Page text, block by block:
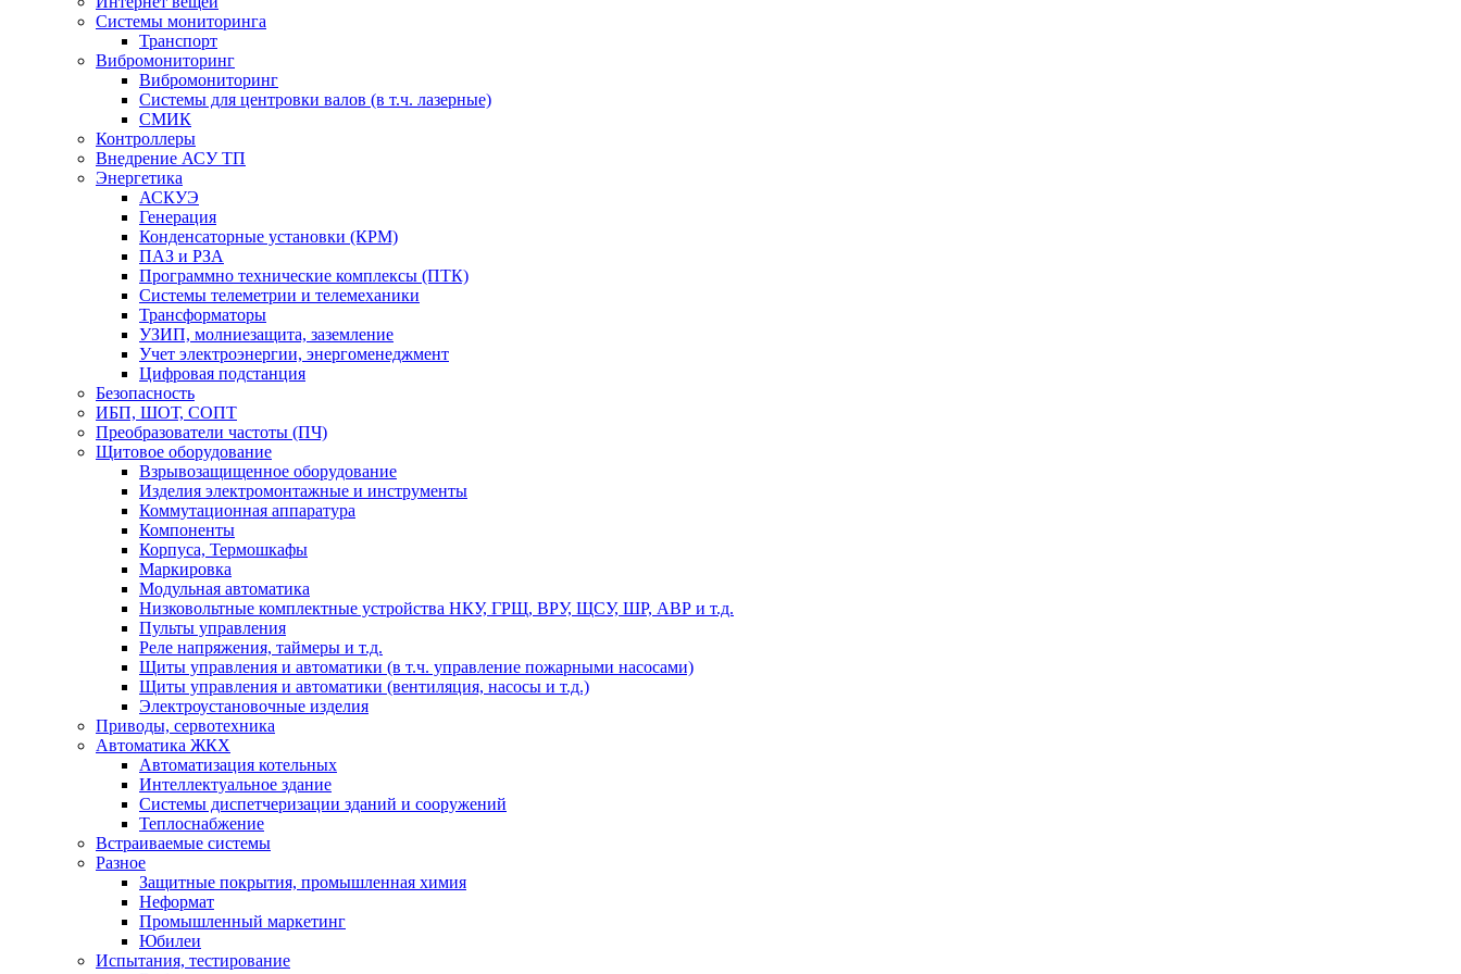
Системы мониторинга
Транспорт
Вибромониторинг
Вибромониторинг
Системы для центровки валов (в т.ч. лазерные)
СМИК
Контроллеры
Внедрение АСУ ТП
Энергетика
АСКУЭ
Генерация
Конденсаторные установки (КРМ)
ПАЗ и РЗА
Программно технические комплексы (ПТК)
Системы телеметрии и телемеханики
Трансформаторы
УЗИП, молниезащита, заземление
Учет электроэнергии, энергоменеджмент
Цифровая подстанция
Безопасность
ИБП, ШОТ, СОПТ
Преобразователи частоты (ПЧ)
Щитовое оборудование
Взрывозащищенное оборудование
Изделия электромонтажные и инструменты
Коммутационная аппаратура
Компоненты
Корпуса, Термошкафы
Маркировка
Модульная автоматика
Низковольтные комплектные устройства НКУ, ГРЩ, ВРУ, ЩСУ, ШР, АВР и т.д.
Пульты управления
Реле напряжения, таймеры и т.д.
Щиты управления и автоматики (в т.ч. управление пожарными насосами)
Щиты управления и автоматики (вентиляция, насосы и т.д.)
Электроустановочные изделия
Приводы, сервотехника
Автоматика ЖКХ
Автоматизация котельных
Интеллектуальное здание
Системы диспетчеризации зданий и сооружений
Теплоснабжение
Встраиваемые системы
Разное
Защитные покрытия, промышленная химия
Неформат
Промышленный маркетинг
Юбилеи
Испытания, тестирование